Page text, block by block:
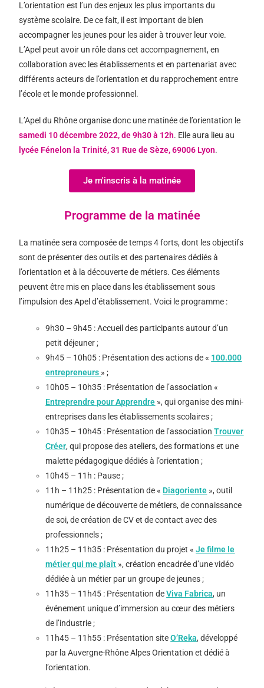
L’orientation est l’un des enjeux les plus importants du
système scolaire. De ce fait, il est important de bien
accompagner les jeunes pour les aider à trouver leur voie.
L’Apel peut avoir un rôle dans cet accompagnement, en
collaboration avec les établissements et en partenariat avec
différents acteurs de l’orientation et du rapprochement entre
l’école et le monde professionnel.
L’Apel du Rhône organise donc une matinée de l’orientation le
samedi 10 décembre 2022, de 9h30 à 12h. Elle aura lieu au
lycée Fénelon la Trinité,31 Rue de Sèze, 69006 Lyon.
Je m'inscris à la matinée
Programme de la matinée
La matinée sera composée de temps 4 forts, dont les objectifs
sont de présenter des outils et des partenaires dédiés à
l’orientation et à la découverte de métiers. Ces éléments
peuvent être mis en place dans les établissement sous
l’impulsion des Apel d’établissement. Voici le programme :
9h30 – 9h45 : Accueil des participants autour d’un
petit déjeuner ;
9h45 – 10h05 : Présentation des actions de« 100.000
entrepreneurs » ;
10h05 – 10h35 : Présentation de l’association «
Entreprendre pour Apprendre », qui organise des mini-
entreprises dans les établissements scolaires ;
10h35 – 10h45 : Présentation de l’associationTrouver
Créer, qui propose des ateliers, des formations et une
malette pédagogique dédiés à l’orientation ;
10h45 – 11h : Pause ;
11h – 11h25 : Présentation de« Diagoriente »,outil
numérique de découverte de métiers, de connaissance
de soi, de création de CV et de contact avec des
professionnels ;
11h25 – 11h35 : Présentation du projet «Je filme le
métier qui me plaît », création encadrée d’une vidéo
dédiée à un métier par un groupe de jeunes ;
11h35 – 11h45 : Présentation deViva Fabrica, un
événement unique d’immersion au cœur des métiers
de l’industrie ;
11h45 – 11h55 : Présentation siteO’Reka, développé
par la Auvergne-Rhône Alpes Orientation et dédié à
l’orientation.